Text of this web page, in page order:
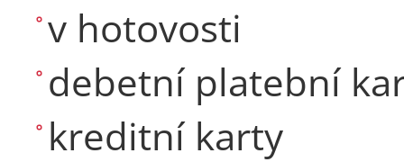
v hotovosti
debetní platební
kreditní karty